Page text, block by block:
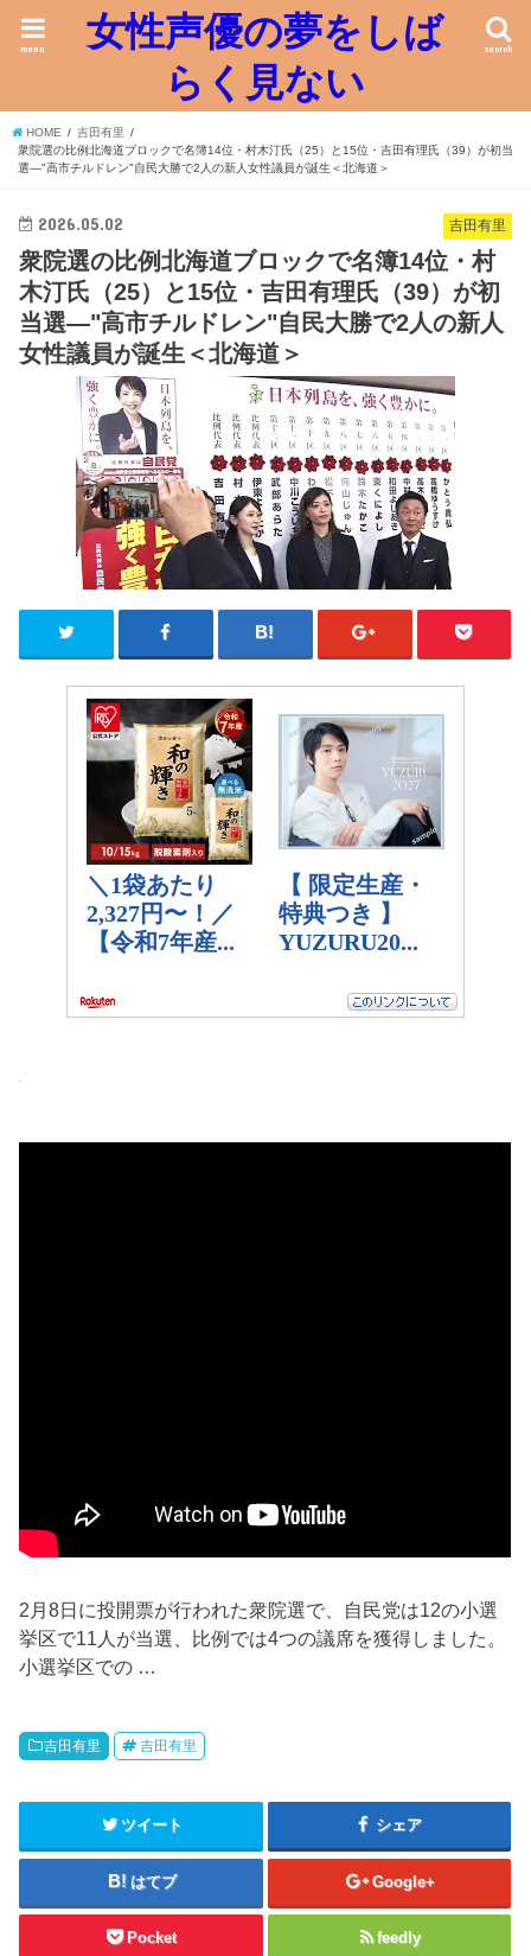
女性声優の夢をしば
らく見ない
search
menu
HOME
吉田有里
衆院選の比例北海道ブロックで名簿14位・村木汀氏（25）と15位・吉田有理氏（39）が初当
選―"高市チルドレン"自民大勝で2人の新人女性議員が誕生＜北海道＞
吉田有里
2026.05.02
衆院選の比例北海道ブロックで名簿14位・村
木汀氏（25）と15位・吉田有理氏（39）が初
当選―"高市チルドレン"自民大勝で2人の新人
女性議員が誕生＜北海道＞
2月8日に投開票が行われた衆院選で、自民党は12の小選
挙区で11人が当選、比例では4つの議席を獲得しました。
小選挙区での …
吉田有里 吉田有里
ツイート シェア
はてブ Google+
Pocket feedly